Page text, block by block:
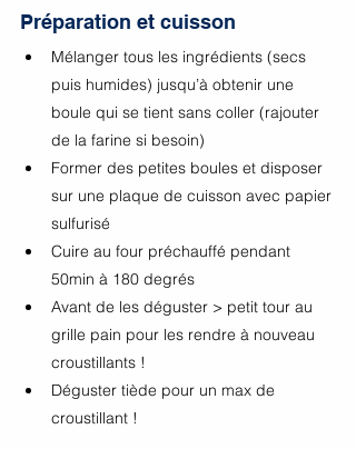
Préparation et cuisson
Mélanger tous les ingrédients (secs
puis humides) jusqu’à obtenir une
boule qui se tient sans coller (rajouter
de la farine si besoin)
Former des petites boules et disposer
sur une plaque de cuisson avec papier
sulfurisé
Cuire au four préchauffé pendant
50min à 180 degrés
Avant de les déguster > petit tour au
grille pain pour les rendre à nouveau
croustillants !
Déguster tiède pour un max de
croustillant !